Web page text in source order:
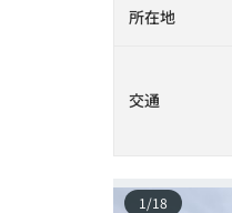
所在地
交通
1 /18